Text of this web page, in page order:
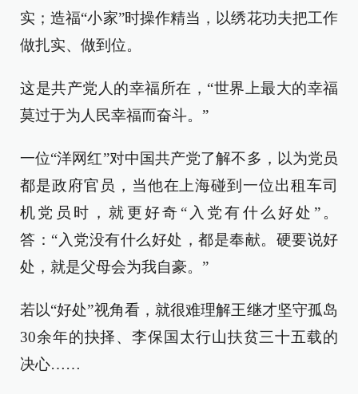
实；造福“小家”时操作精当，以绣花功夫把工作
做扎实、做到位。
这是共产党人的幸福所在，“世界上最大的幸福
莫过于为人民幸福而奋斗。”
一位“洋网红”对中国共产党了解不多，以为党员
都是政府官员，当他在上海碰到一位出租车司
机党员时，就更好奇“入党有什么好处”。
答：“入党没有什么好处，都是奉献。硬要说好
处，就是父母会为我自豪。”
若以“好处”视角看，就很难理解王继才坚守孤岛
30余年的抉择、李保国太行山扶贫三十五载的
决心……